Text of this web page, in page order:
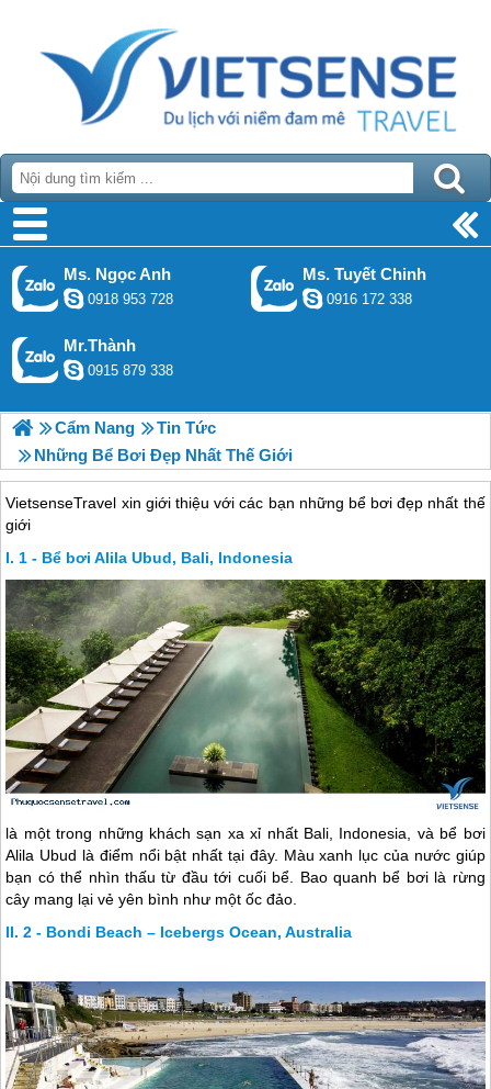
Ms. Ngọc Anh
0918 953 728
Ms. Tuyết Chinh
0916 172 338
Mr.Thành
0915 879 338
Cẩm Nang
Tin Tức
Những Bể Bơi Đẹp Nhất Thế Giới
VietsenseTravel xin giới thiệu với các bạn những bể bơi đẹp nhất thế
giới
1 - Bể bơi Alila Ubud, Bali, Indonesia
là một trong những khách sạn xa xỉ nhất Bali, Indonesia, và bể bơi
Alila Ubud là điểm nổi bật nhất tại đây. Màu xanh lục của nước giúp
bạn có thể nhìn thấu từ đầu tới cuối bể. Bao quanh bể bơi là rừng
cây mang lại vẻ yên bình như một ốc đảo.
2 - Bondi Beach – Icebergs Ocean, Australia